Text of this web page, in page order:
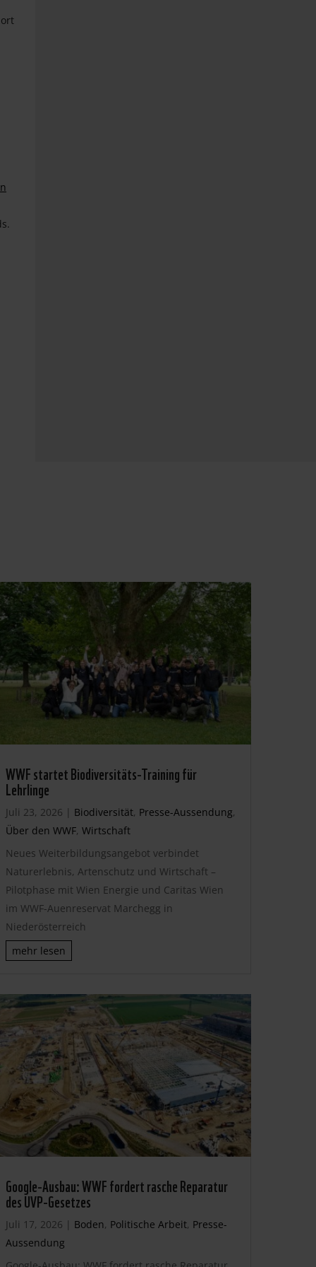
WWF startet Biodiversitäts-Training für
Lehrlinge
Juli 23, 2026 | Biodiversität, Presse-Aussendung,
Über den WWF, Wirtschaft
Neues Weiterbildungsangebot verbindet
Naturerlebnis, Artenschutz und Wirtschaft –
Pilotphase mit Wien Energie und Caritas Wien
im WWF-Auenreservat Marchegg in
Niederösterreich
mehr lesen
Google-Ausbau: WWF fordert rasche Reparatur
des UVP-Gesetzes
Juli 17, 2026 | Boden, Politische Arbeit, Presse-
Aussendung